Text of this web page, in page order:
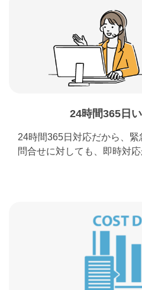
24時間365日
24時間365日対応だから、
問合せに対しても、即時対応